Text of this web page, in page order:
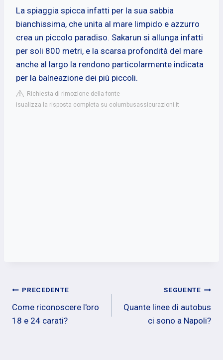
La spiaggia spicca infatti per la sua sabbia
bianchissima, che unita al mare limpido e azzurro
crea un piccolo paradiso. Sakarun si allunga infatti
per soli 800 metri, e la scarsa profondità del mare
anche al largo la rendono particolarmente indicata
per la balneazione dei più piccoli.
Richiesta di rimozione della fonte
isualizza la risposta completa su columbusassicurazioni.it
Navigazione
articoli
PRECEDENTE
Come riconoscere l'oro
18 e 24 carati?
SEGUENTE
Quante linee di autobus
ci sono a Napoli?